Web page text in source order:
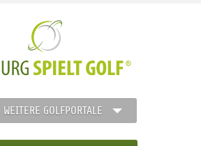
WEITERE GOLFPORTALE